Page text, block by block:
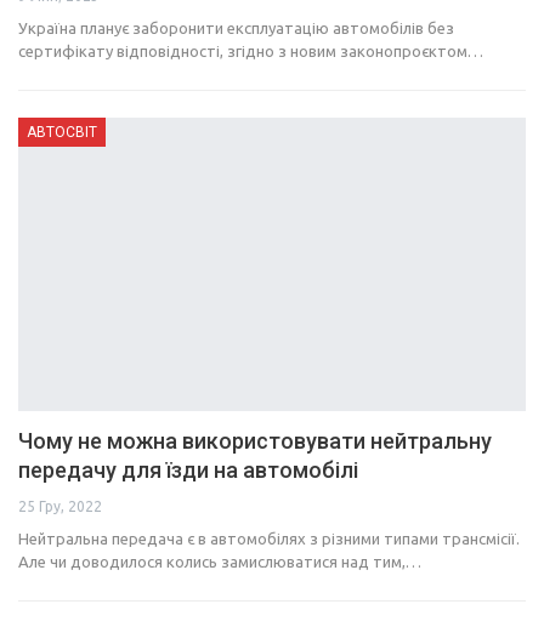
Україна планує заборонити експлуатацію автомобілів без
сертифікату відповідності, згідно з новим законопроєктом…
АВТОСВІТ
Чому не можна використовувати нейтральну
передачу для їзди на автомобілі
25 Гру, 2022
Нейтральна передача є в автомобілях з різними типами трансмісії.
Але чи доводилося колись замислюватися над тим,…